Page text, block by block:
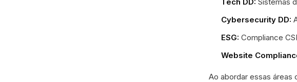
Cybersecurity DD:
ESG: Compliance
Website
Ao abordar essas